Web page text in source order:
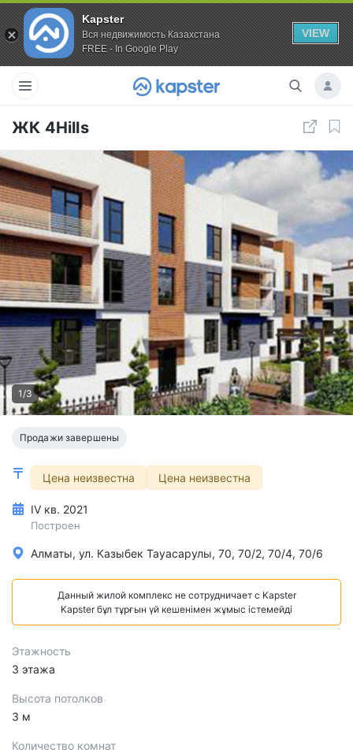
Kapster
Вся недвижимость Казахстана
FREE - In Google Play
VIEW
ЖК 4Hills
1/3
Продажи завершены
Цена неизвестна Цена неизвестна
IV кв. 2021
Построен
Алматы, ул. Казыбек Тауасарулы, 70, 70/2, 70/4, 70/6
Данный жилой комплекс не сотрудничает с Kapster
Kapster бұл тұрғын үй кешенімен жұмыс істемейді
Этажность
3 этажа
Высота потолков
3 м
Количество комнат